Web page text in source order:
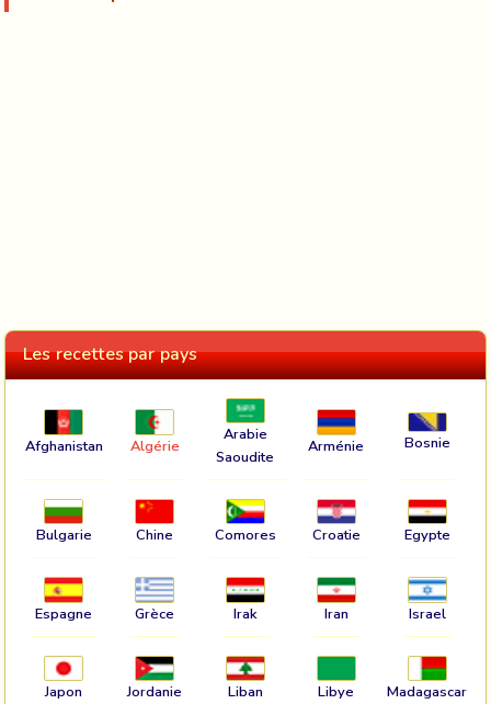
Les recettes par pays
Afghanistan Algérie
Arabie
Saoudite
Arménie Bosnie
Bulgarie Chine Comores Croatie Egypte
Espagne Grèce Irak Iran Israel
Japon Jordanie Liban Libye Madagascar